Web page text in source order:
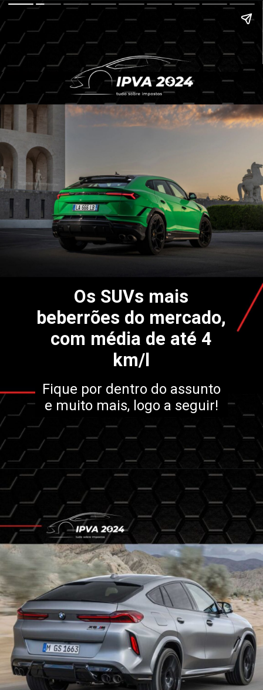
Os SUVs mais
beberrões do mercado,
com média de até 4
km/l
Fique por dentro do assunto
e muito mais, logo a seguir!